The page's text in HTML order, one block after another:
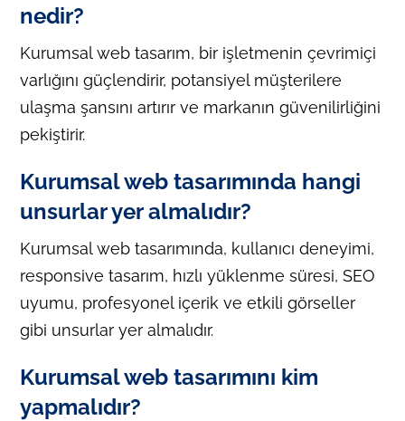
nedir?
Kurumsal web tasarım, bir işletmenin çevrimiçi
varlığını güçlendirir, potansiyel müşterilere
ulaşma şansını artırır ve markanın güvenilirliğini
pekiştirir.
Kurumsal web tasarımında hangi
unsurlar yer almalıdır?
Kurumsal web tasarımında, kullanıcı deneyimi,
responsive tasarım, hızlı yüklenme süresi, SEO
uyumu, profesyonel içerik ve etkili görseller
gibi unsurlar yer almalıdır.
Kurumsal web tasarımını kim
yapmalıdır?